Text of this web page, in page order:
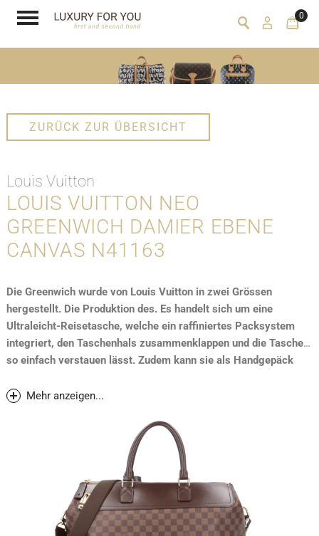
0
ZURÜCK ZUR ÜBERSICHT
Louis Vuitton
LOUIS VUITTON NEO
GREENWICH DAMIER EBENE
CANVAS N41163
Die Greenwich wurde von Louis Vuitton in zwei Grössen
hergestellt. Die Produktion des. Es handelt sich um eine
Ultraleicht-Reisetasche, welche ein raffiniertes Packsystem
integriert, den Taschenhals zusammenklappen und die Tasche
so einfach verstauen lässt. Zudem kann sie als Handgepäck
Mehr anzeigen...